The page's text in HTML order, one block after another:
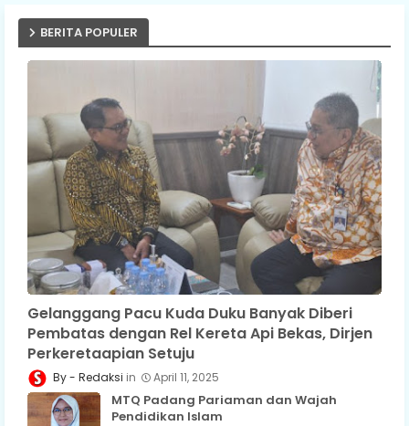
BERITA POPULER
Gelanggang Pacu Kuda Duku Banyak Diberi
Pembatas dengan Rel Kereta Api Bekas, Dirjen
Perkeretaapian Setuju
Redaksi April 11, 2025
MTQ Padang Pariaman dan Wajah
Pendidikan Islam